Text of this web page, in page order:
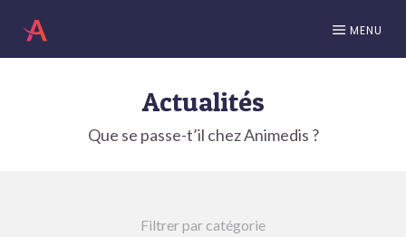
MENU
Actualités
Que se passe-t’il chez Animedis ?
Filtrer par catégorie